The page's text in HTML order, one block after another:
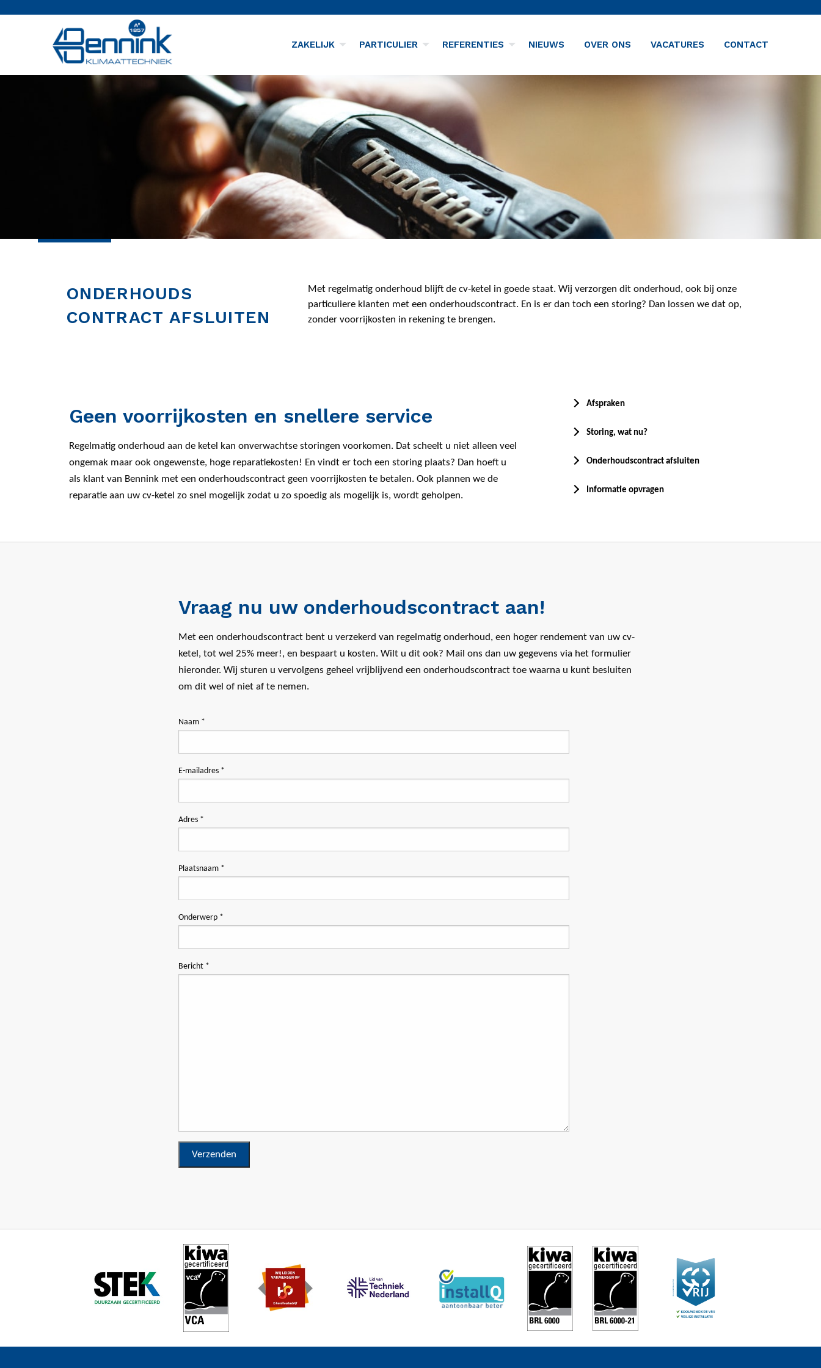
ZAKELIJK PARTICULIER REFERENTIES NIEUWS OVER ONS VACATURES CONTACT
ONDERHOUDS
CONTRACT AFSLUITEN
Met regelmatig onderhoud blijft de cv-ketel in goede staat. Wij verzorgen dit onderhoud, ook bij onze
particuliere klanten met een onderhoudscontract. En is er dan toch een storing? Dan lossen we dat op,
zonder voorrijkosten in rekening te brengen.
Geen voorrijkosten en snellere service
Regelmatig onderhoud aan de ketel kan onverwachtse storingen voorkomen. Dat scheelt u niet alleen veel
ongemak maar ook ongewenste, hoge reparatiekosten! En vindt er toch een storing plaats? Dan hoeft u
als klant van Bennink met een onderhoudscontract geen voorrijkosten te betalen. Ook plannen we de
reparatie aan uw cv-ketel zo snel mogelijk zodat u zo spoedig als mogelijk is, wordt geholpen.
Afspraken
Storing, wat nu?
Onderhoudscontract afsluiten
Informatie opvragen
Vraag nu uw onderhoudscontract aan!
Met een onderhoudscontract bent u verzekerd van regelmatig onderhoud, een hoger rendement van uw cv-
ketel, tot wel 25% meer!, en bespaart u kosten. Wilt u dit ook? Mail ons dan uw gegevens via het formulier
hieronder. Wij sturen u vervolgens geheel vrijblijvend een onderhoudscontract toe waarna u kunt besluiten
om dit wel of niet af te nemen.
Naam *
E-mailadres *
Adres *
Plaatsnaam *
Onderwerp *
Bericht *